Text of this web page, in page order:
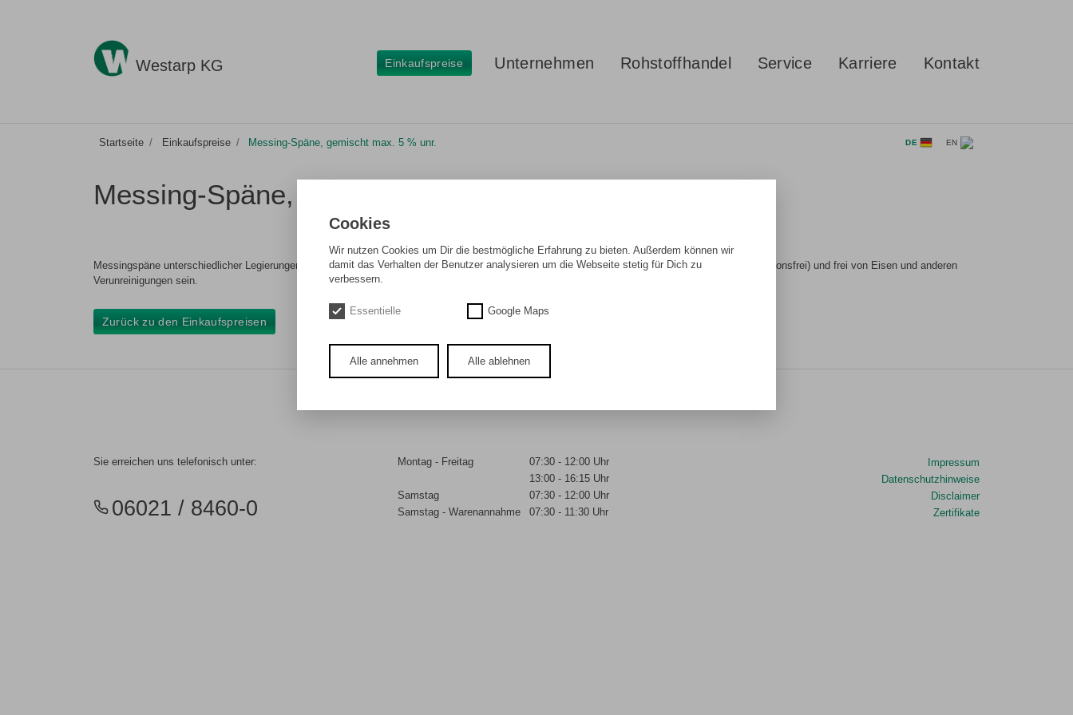
Westarp KG Einkaufspreise Unternehmen Rohstoffhandel Service Karriere Kontakt
Startseite Einkaufspreise Messing-Späne, gemischt max. 5 % unr. DE EN
Messing-Späne, gemischt max. 5 % unr.
Messingspäne unterschiedlicher Legierungen, die bei der Metallbearbeitung an Dreh- oder Fräsanlagen entstehen. Die Späne sollten trocken (emulsionsfrei) und frei von Eisen und anderen
Verunreinigungen sein.
Zurück zu den Einkaufspreisen
Sie erreichen uns telefonisch unter:
06021 / 8460-0
Montag - Freitag
07:30 - 12:00 Uhr
13:00 - 16:15 Uhr
Samstag
07:30 - 12:00 Uhr
Samstag - Warenannahme
07:30 - 11:30 Uhr
Impressum
Datenschutzhinweise
Disclaimer
Zertifikate
Cookies
Wir nutzen Cookies um Dir die bestmögliche Erfahrung zu bieten. Außerdem können wir
damit das Verhalten der Benutzer analysieren um die Webseite stetig für Dich zu
verbessern.
Essentielle Google Maps
Alle annehmen Alle ablehnen